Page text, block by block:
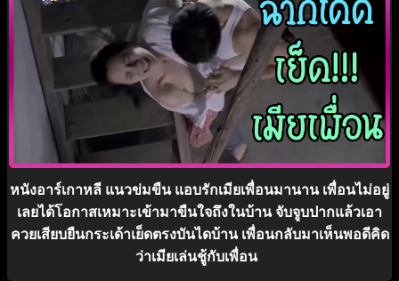
หนังอาร์เกาหลี แนวข่มขืน แอบรักเมียเพื่อนมานาน เพื่อนไม่อยู่
เลยได้โอกาสเหมาะเข้ามาขืนใจถึงในบ้าน จับจูบปากแล้วเอา
ควยเสียบยืนกระเด้าเย็ดตรงบันไดบ้าน เพื่อนกลับมาเห็นพอดีคิด
ว่าเมียเล่นชู้กับเพื่อน